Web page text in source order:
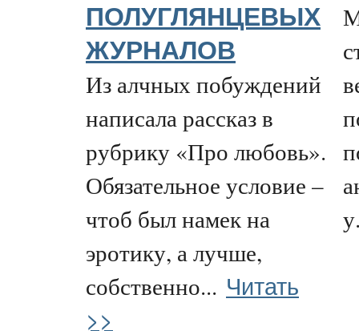
ПОЛУГЛЯНЦЕВЫХ
ЖУРНАЛОВ
Из алчных побуждений
написала рассказ в
рубрику «Про любовь».
Обязательное условие –
чтоб был намек на
эротику, а лучше,
собственно... Читать
>>